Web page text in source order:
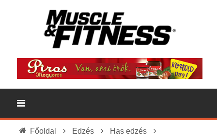
Főoldal Edzés Has edzés